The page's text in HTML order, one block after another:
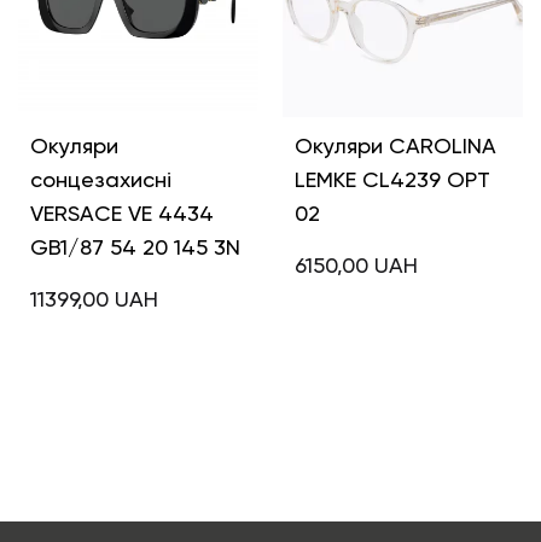
Окуляри
сонцезахисні
VERSACE VE 4434
GB1/87 54 20 145 3N
11399,00 UAH
Окуляри CAROLINA
LEMKE CL4239 OPT
02
6150,00 UAH